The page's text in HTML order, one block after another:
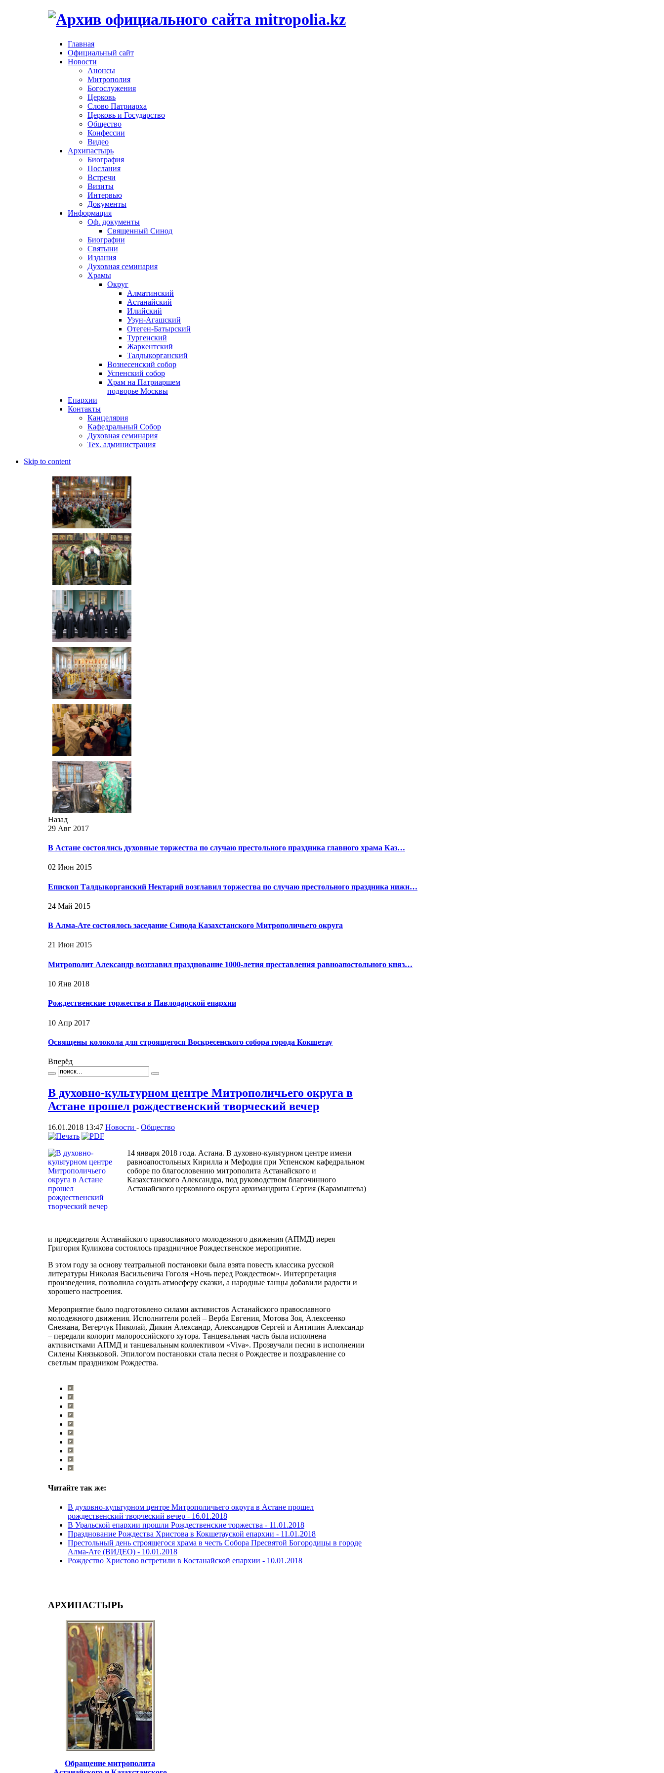
Главная
Официальный сайт
Новости
Анонсы
Митрополия
Богослужения
Церковь
Слово Патриарха
Церковь и Государство
Общество
Конфессии
Видео
Архипастырь
Биография
Послания
Встречи
Визиты
Интервью
Документы
Информация
Оф. документы
Священный Синод
Биографии
Святыни
Издания
Духовная семинария
Храмы
Округ
Алматинский
Астанайский
Илийский
Узун-Агашский
Отеген-Батырский
Тургенский
Жаркентский
Талдыкорганский
Вознесенский собор
Успенский собор
Храм на Патриаршем
подворье Москвы
Епархии
Контакты
Канцелярия
Кафедральный Собор
Духовная семинария
Тех. администрация
Skip to content
Назад
29 Авг 2017
В Астане состоялись духовные торжества по случаю престольного праздника главного храма Каз…
02 Июн 2015
Епископ Талдыкорганский Нектарий возглавил торжества по случаю престольного праздника нижн…
24 Май 2015
В Алма-Ате состоялось заседание Синода Казахстанского Митрополичьего округа
21 Июн 2015
Митрополит Александр возглавил празднование 1000-летия преставления равноапостольного княз…
10 Янв 2018
Рождественские торжества в Павлодарской епархии
10 Апр 2017
Освящены колокола для строящегося Воскресенского собора города Кокшетау
Вперёд
В духовно-культурном центре Митрополичьего округа в
Астане прошел рождественский творческий вечер
16.01.2018 13:47 Новости - Общество
14 января 2018 года. Астана. В духовно-культурном центре имени
равноапостольных Кирилла и Мефодия при Успенском кафедральном
соборе по благословению митрополита Астанайского и
Казахстанского Александра, под руководством благочинного
Астанайского церковного округа архимандрита Сергия (Карамышева)
и председателя Астанайского православного молодежного движения (АПМД) иерея
Григория Куликова состоялось праздничное Рождественское мероприятие.
В этом году за основу театральной постановки была взята повесть классика русской
литературы Николая Васильевича Гоголя «Ночь перед Рождеством». Интерпретация
произведения, позволила создать атмосферу сказки, а народные танцы добавили радости и
хорошего настроения.
Мероприятие было подготовлено силами активистов Астанайского православного
молодежного движения. Исполнители ролей – Верба Евгения, Мотова Зоя, Алексеенко
Снежана, Вегерчук Николай, Дикин Александр, Александров Сергей и Антипин Александр
– передали колорит малороссийского хутора. Танцевальная часть была исполнена
активистками АПМД и танцевальным коллективом «Viva». Прозвучали песни в исполнении
Силены Князьковой. Эпилогом постановки стала песня о Рождестве и поздравление со
светлым праздником Рождества.
Читайте так же:
В духовно-культурном центре Митрополичьего округа в Астане прошел
рождественский творческий вечер - 16.01.2018
В Уральской епархии прошли Рождественские торжества - 11.01.2018
Празднование Рождества Христова в Кокшетауской епархии - 11.01.2018
Престольный день строящегося храма в честь Собора Пресвятой Богородицы в городе
Алма-Ате (ВИДЕО) - 10.01.2018
Рождество Христово встретили в Костанайской епархии - 10.01.2018
АРХИПАСТЫРЬ
Обращение митрополита